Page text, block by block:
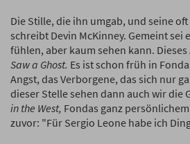
Die Stille, die ihn umgab, und seine
schreibt Devin McKinney. Gemeint sei
fühlen, aber kaum sehen kann.
Saw a Ghost. Es ist schon früh in
Angst, das Verborgene, das sich nur
dieser Stelle sehen dann auch wir die
in the West, Fondas ganz
zuvor: "Für Sergio Leone habe ich